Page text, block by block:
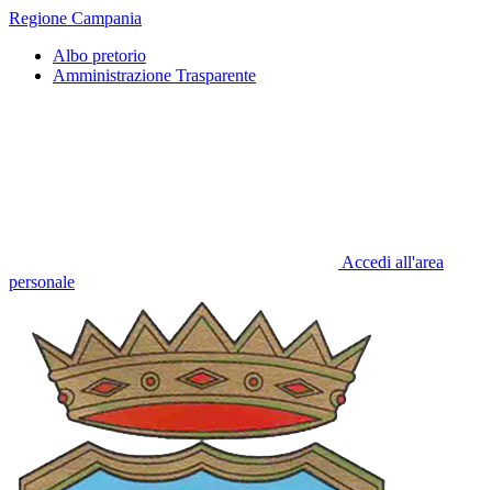
Regione Campania
Albo pretorio
Amministrazione Trasparente
Accedi all'area
personale